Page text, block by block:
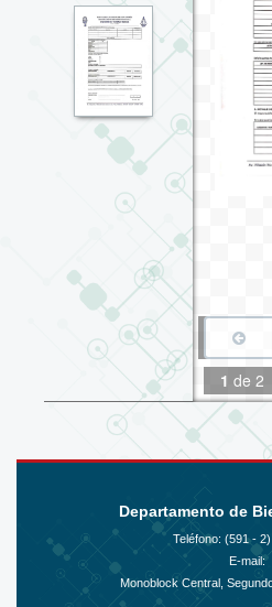
1 de 2
Departamento de
Teléfono: (591 - 2)
E-mail:
Monoblock Central,